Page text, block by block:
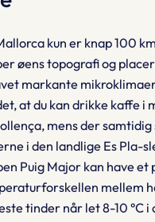
kun er knap 100
øens topografi og
markante
at du kan drikke kaffe i
mens der
i den landlige Es Pla-
Puig Major kan have et
mellem
tinder når let 8-10 °C i